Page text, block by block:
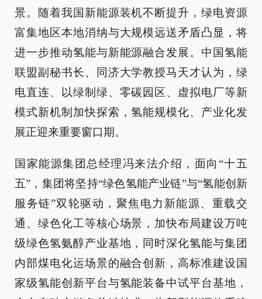
景。随着我国新能源装机不断提升，绿电资源
富集地区本地消纳与大规模远送矛盾凸显，将
进一步推动氢能与新能源融合发展。中国氢能
联盟副秘书长、同济大学教授马天才认为，绿
电直连、以绿制绿、零碳园区、虚拟电厂等新
模式新机制加快探索，氢能规模化、产业化发
展正迎来重要窗口期。
国家能源集团总经理冯来法介绍，面向“十五
五”，集团将坚持“绿色氢能产业链”与“氢能创新
服务链”双轮驱动，聚焦电力新能源、重载交
通、绿色化工等核心场景，加快布局建设万吨
级绿色氢氨醇产业基地，同时深化氢能与集团
内部煤电化运场景的融合创新，高标准建设国
家级氢能创新平台与氢能装备中试平台基地，